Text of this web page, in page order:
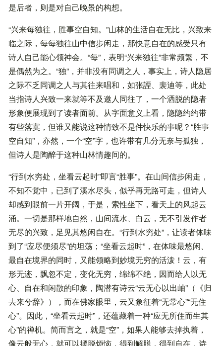
是后者，则是对自己晚景的构想。
“兴来每独往，胜事空自知。”山林的生活自在无比，兴致来
临之际，每每独往山中信步闲走，那快意自在的感受只有
诗人自己能心领神会。“每”，表明“兴来独往”非常频繁，不
是偶然为之。“独”，并非没有同调之人，事实上，诗人隐居
之际不乏同调之人与其往来唱和，如张諲、裴迪等，此处
当指诗人兴致一来就等不及邀人同往了，一个洒脱的隐者
形象便展现到了读者面前。从字面意义上看，隐隐约约带
有些落寞，但谁又能说这种情致不是件快乐的事呢？“胜事
空自知”，亦然，一个“空”字，也许带有几分无奈与孤独，
但诗人是陶醉于这种山林情趣间的。
“行到水穷处，坐看云起时”即言“胜事”。在山间信步闲走，
不知不觉中，已到了溪水尽头，似乎再无路可走，但诗人
却感到眼前一片开阔，于是，索性坐下，看天上的风起云
涌。一切是那样地自然，山间流水、白云，无不引发作者
无尽的兴致，足见其悠闲自在。“行到水穷处”，让读者体味
到了“应尽便须尽”的坦荡；“坐看云起时”，在体味最悠闲、
最自在境界的同时，又能领略到妙境无穷的活泼！云，有
形无迹，飘忽不定，变化无穷，绵绵不绝，因而给人以无
心、自在和闲散的印象，陶潜有诗云“云无心以出岫”（《归
去来兮辞》），而在佛家眼里，云又象征着“无常心”“无住
心”。因此，“坐看云起时”，还蕴藏着一种“应无所住而生其
心”的禅机。简而言之，就是“空”，如果人能够去掉执着，
像云般无心，就可以摆脱烦恼，得到解脱，得到自在，诗